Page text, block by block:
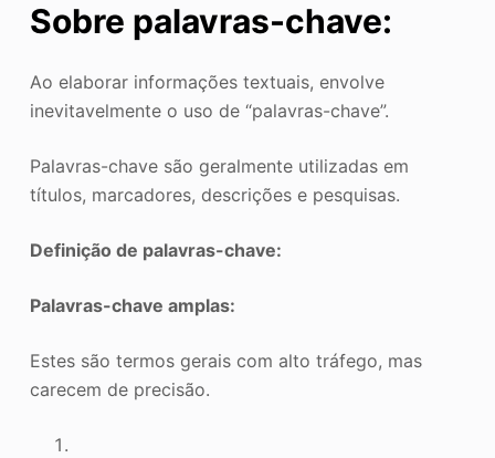
Sobre palavras-chave:
Ao elaborar informações textuais, envolve
inevitavelmente o uso de “palavras-chave”.
Palavras-chave são geralmente utilizadas em
títulos, marcadores, descrições e pesquisas.
Definição de palavras-chave:
Palavras-chave amplas:
Estes são termos gerais com alto tráfego, mas
carecem de precisão.